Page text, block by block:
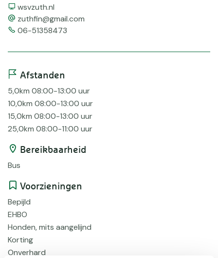
Website
wsvzuth.nl
emailzuthfin@gmail.com
Telefoonnummer
06-51358473
Afstanden
5,0km 08:00-13:00 uur
10,0km 08:00-13:00 uur
15,0km 08:00-13:00 uur
25,0km 08:00-11:00 uur
Bereikbaarheid
Bus
Voorzieningen
Bepijld
EHBO
Honden, mits aangelijnd
Korting
Onverhard